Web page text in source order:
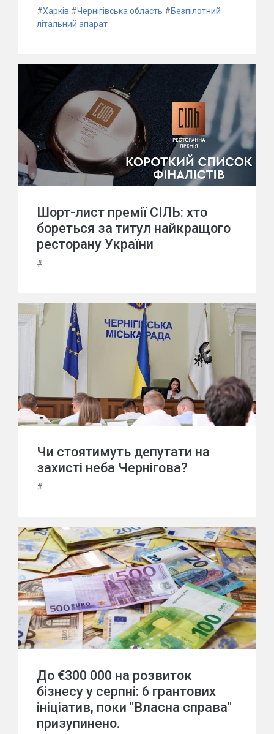
#Харків #Чернігівська область #Безпілотний
літальний апарат
Шорт-лист премії СІЛЬ: хто
бореться за титул найкращого
ресторану України
#
Чи стоятимуть депутати на
захисті неба Чернігова?
#
До €300 000 на розвиток
бізнесу у серпні: 6 грантових
ініціатив, поки "Власна справа"
призупинено.